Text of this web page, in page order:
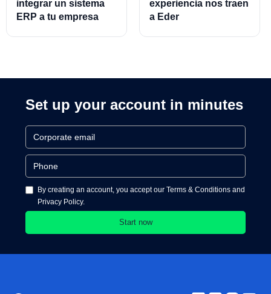
integrar un sistema
ERP a tu empresa
experiencia nos traen
a Eder
Set up your account in minutes
By creating an account, you accept our Terms & Conditions and
Privacy Policy.